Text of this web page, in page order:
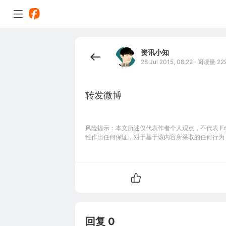
资讯小知
28 Jul 2015, 08:22 · 阅读量
转发微博
风险提示：本文所述仅代表作者个人观点，不代表
性作出任何保证，对于基于该内容所采取的任何行
回复 0